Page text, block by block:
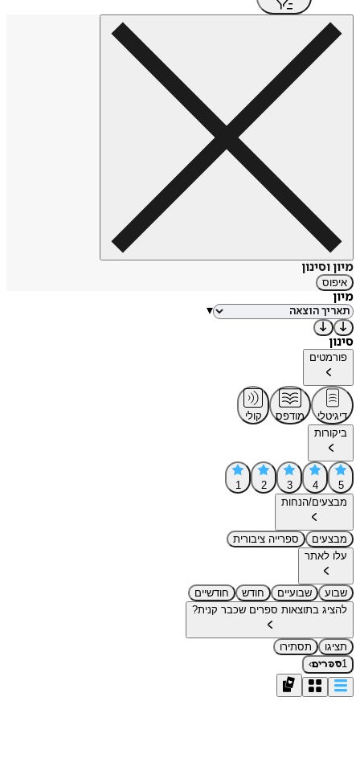
מיון וסינון
איפוס
מיון
▾
סינון
פורמטים
דיגיטלי מודפס
קולי
ביקורות
5
4
3
2
1
מבצעים/הנחות
מבצעים
ספרייה ציבורית
עלו לאתר
שבוע שבועיים חודש
חודשיים
להציג בתוצאות ספרים שכבר קנית?
תציגו
תסתירו
1ספרים›